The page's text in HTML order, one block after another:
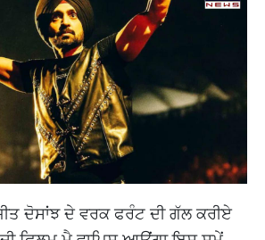
ਦੋਸਾਂਝ ਦੇ ਵਰਕ ਫਰੰਟ ਦੀ ਗੱਲ ਕਰੀਏ